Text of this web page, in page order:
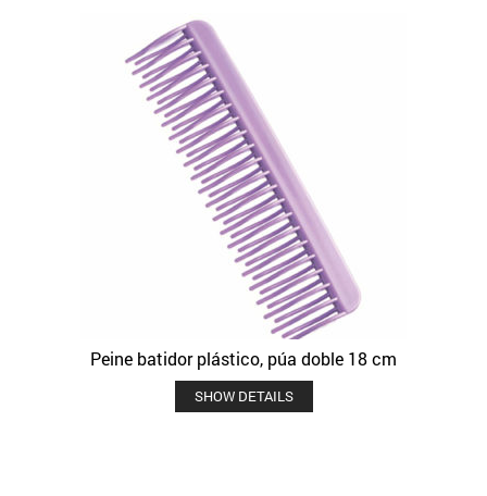
Peine batidor plástico, púa doble 18 cm
SHOW DETAILS